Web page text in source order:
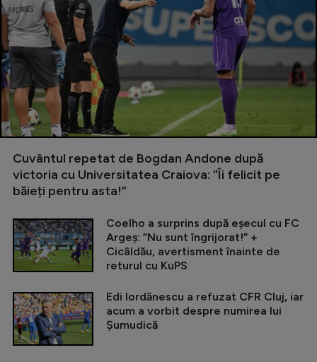
Cuvântul repetat de Bogdan Andone după
victoria cu Universitatea Craiova: ”Îi felicit pe
băieți pentru asta!”
Coelho a surprins după eșecul cu FC
Argeș: ”Nu sunt îngrijorat!” +
Cicâldău, avertisment înainte de
returul cu KuPS
Edi Iordănescu a refuzat CFR Cluj, iar
acum a vorbit despre numirea lui
Șumudică